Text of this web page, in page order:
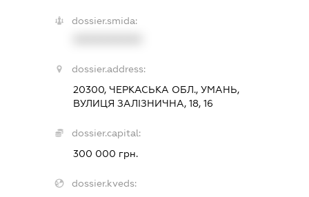
dossier.smida:
dossier.address:
20300, ЧЕРКАСЬКА ОБЛ., УМАНЬ,
ВУЛИЦЯ ЗАЛІЗНИЧНА, 18, 16
dossier.capital:
300 000 грн.
dossier.kveds: